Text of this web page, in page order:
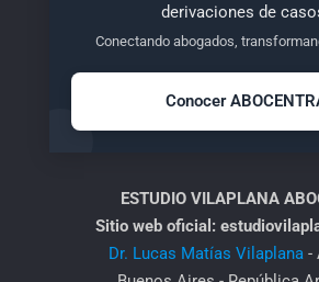
derivaciones de
Conectando abogados,
Conocer
ESTUDIO VILAPLANA
Sitio web oficial:
Dr. Lucas Matías Vilaplana -